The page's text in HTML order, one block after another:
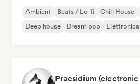
Ambient Beats / Lo-fi Chill House
Deep house
Dream pop Elettronica